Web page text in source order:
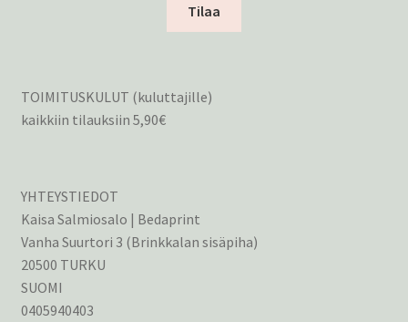
Tilaa
TOIMITUSKULUT (kuluttajille)
kaikkiin tilauksiin 5,90€
YHTEYSTIEDOT
Kaisa Salmiosalo | Bedaprint
Vanha Suurtori 3 (Brinkkalan sisäpiha)
20500 TURKU
SUOMI
0405940403